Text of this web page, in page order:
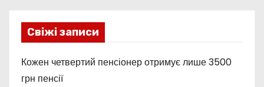
Свіжі записи
Кожен четвертий пенсіонер отримує лише 3500
грн пенсії